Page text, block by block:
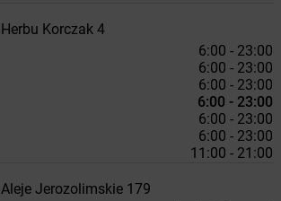
Herbu Korczak 4
6:00 - 23:00
6:00 - 23:00
6:00 - 23:00
6:00 - 23:00
6:00 - 23:00
6:00 - 23:00
11:00 - 21:00
Aleje Jerozolimskie 179